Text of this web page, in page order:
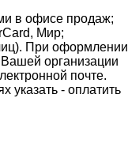
в офисе продаж;
Мир;
При оформлении
Вашей организации
почте.
указать - оплатить